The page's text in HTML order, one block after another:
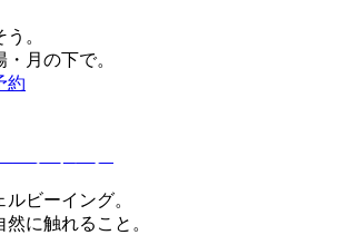
。
⽉の下で。
約
ビーイング。
に触れること。